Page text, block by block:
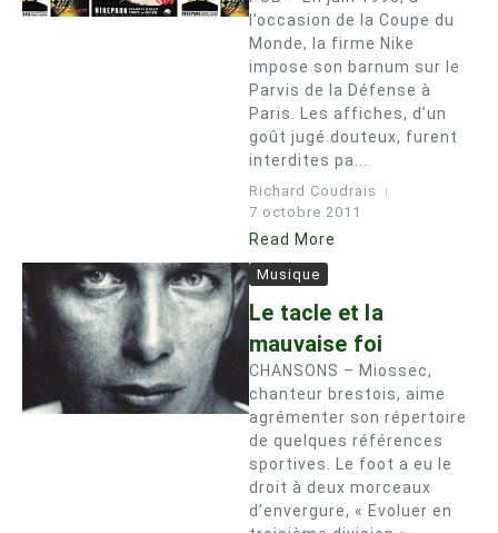
l’occasion de la Coupe du
Monde, la firme Nike
impose son barnum sur le
Parvis de la Défense à
Paris. Les affiches, d’un
goût jugé douteux, furent
interdites pa...
Richard Coudrais
7 octobre 2011
Read More
Musique
Le tacle et la
mauvaise foi
CHANSONS – Miossec,
chanteur brestois, aime
agrémenter son répertoire
de quelques références
sportives. Le foot a eu le
droit à deux morceaux
d’envergure, « Evoluer en